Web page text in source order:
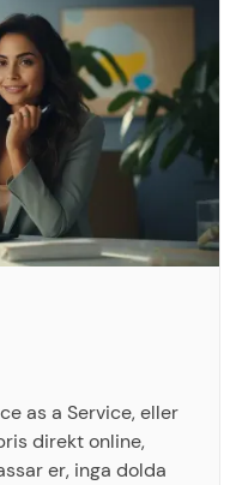
as a Service, eller
direkt online,
er, inga dolda